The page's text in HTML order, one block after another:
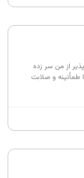
از من سر زده
و صلابت